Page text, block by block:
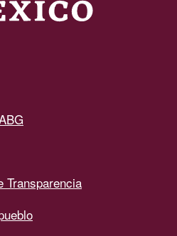
Transparencia